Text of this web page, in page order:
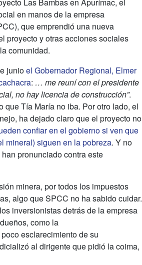
Las Bambas en Apurímac, el
en manos de la empresa
que emprendió una nueva
proyecto y otras acciones sociales
comunidad.
junioel Gobernador Regional, Elmer
: … me reuní con el presidente
no hay licencia de construcción”.
Tía María no iba. Por otro lado, el
ha dejado claro que el proyecto no
confiar en el gobierno si ven que
mineral) siguen en la pobreza. Y no
pronunciado contra este
minera, por todos los impuestos
algo que SPCC no ha sabido cuidar.
inversionistas detrás de la empresa
como la
esclarecimiento de su
al dirigente que pidió la coima,